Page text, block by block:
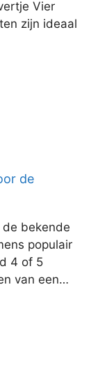
Vier
zijn ideaal
de
bekende
populair
4 of 5
van een…